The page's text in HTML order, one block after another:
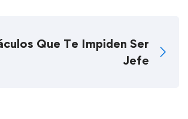
Que Te Impiden Ser
Jefe